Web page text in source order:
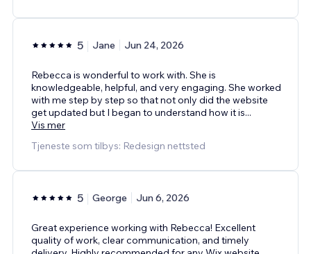
5 Jane Jun 24, 2026
Rebecca is wonderful to work with. She is
knowledgeable, helpful, and very engaging. She worked
with me step by step so that not only did the website
get updated but I began to understand how it is...
Vis mer
Tjeneste som tilbys: Redesign nettsted
5 George Jun 6, 2026
Great experience working with Rebecca! Excellent
quality of work, clear communication, and timely